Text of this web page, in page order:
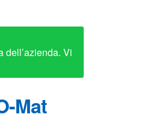
dell’azienda. Vi
Mat